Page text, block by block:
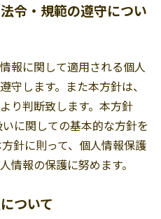
令・規範の遵守につい
報に関して適用される個人
守します。また本方針は、
り判断致します。本方針
に関しての基本的な方針を
針に則って、個人情報保護
情報の保護に努めます。
ついて